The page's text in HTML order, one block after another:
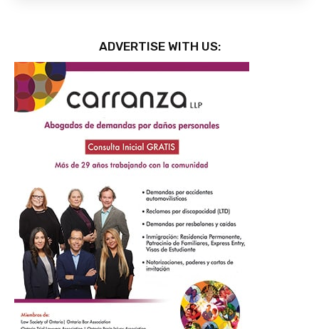
ADVERTISE WITH US: